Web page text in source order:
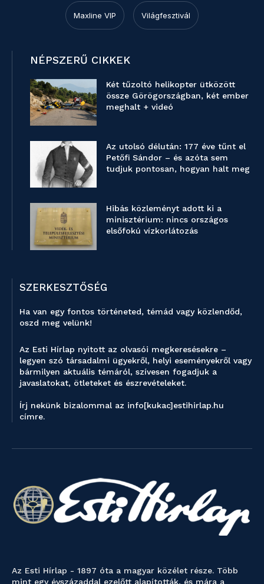
Maxline VIP Világfesztivál
NÉPSZERŰ CIKKEK
Két tűzoltó helikopter ütközött
össze Görögországban, két ember
meghalt + videó
Az utolsó délután: 177 éve tűnt el
Petőfi Sándor – és azóta sem
tudjuk pontosan, hogyan halt meg
Hibás közleményt adott ki a
minisztérium: nincs országos
elsőfokú vízkorlátozás
SZERKESZTŐSÉG
Ha van egy fontos történeted, témád vagy közlendőd,
oszd meg velünk!
Az Esti Hírlap nyitott az olvasói megkeresésekre –
legyen szó társadalmi ügyekről, helyi eseményekről vagy
bármilyen aktuális témáról, szívesen fogadjuk a
javaslatokat, ötleteket és észrevételeket.
Írj nekünk bizalommal az info[kukac]estihirlap.hu
címre.
Az Esti Hírlap - 1897 óta a magyar közélet része. Több
mint egy évszázaddal ezelőtt alapították, és mára a